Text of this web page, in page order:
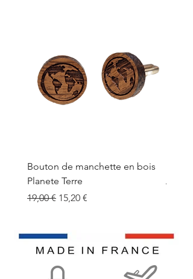
Bouton de manchette en bois
Planete Terre
Prix original
19,00 € Prix promotionnel
15,20 €
Prix
19,00 €